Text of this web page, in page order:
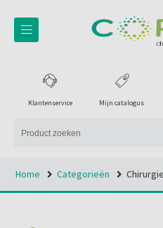
Mijn catalogus
Klantenservice
Home Categorieën